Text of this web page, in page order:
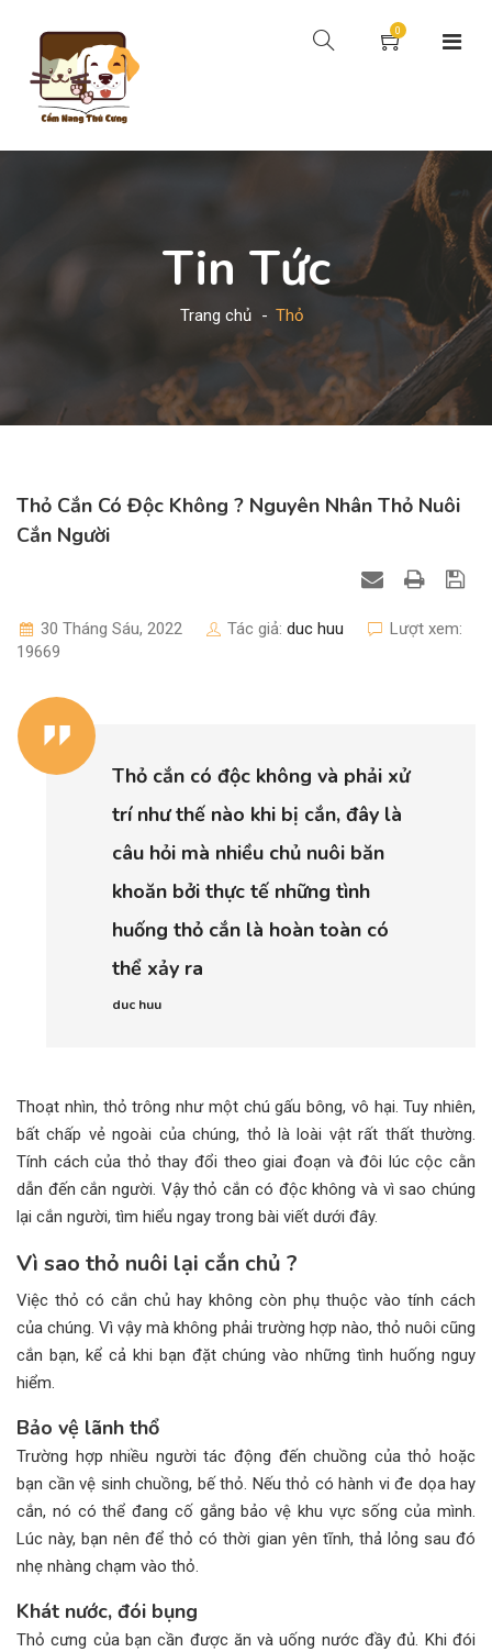
0
Tin Tức
Trang chủ Thỏ
Thỏ Cắn Có Độc Không ? Nguyên Nhân Thỏ Nuôi
Cắn Người
30 Tháng Sáu, 2022 Tác giả:duc huu
Lượt xem:
19669
Thỏ cắn có độc không và phải xử
trí như thế nào khi bị cắn, đây là
câu hỏi mà nhiều chủ nuôi băn
khoăn bởi thực tế những tình
huống thỏ cắn là hoàn toàn có
thể xảy ra
duc huu
Thoạt nhìn, thỏ trông như một chú gấu bông, vô hại. Tuy nhiên,
bất chấp vẻ ngoài của chúng, thỏ là loài vật rất thất thường.
Tính cách của thỏ thay đổi theo giai đoạn và đôi lúc cộc cằn
dẫn đến cắn người. Vậy thỏ cắn có độc không và vì sao chúng
lại cắn người, tìm hiểu ngay trong bài viết dưới đây.
Vì sao thỏ nuôi lại cắn chủ ?
Việc thỏ có cắn chủ hay không còn phụ thuộc vào tính cách
của chúng. Vì vậy mà không phải trường hợp nào, thỏ nuôi cũng
cắn bạn, kể cả khi bạn đặt chúng vào những tình huống nguy
hiểm.
Bảo vệ lãnh thổ
Trường hợp nhiều người tác động đến chuồng của thỏ hoặc
bạn cần vệ sinh chuồng, bế thỏ. Nếu thỏ có hành vi đe dọa hay
cắn, nó có thể đang cố gắng bảo vệ khu vực sống của mình.
Lúc này, bạn nên để thỏ có thời gian yên tĩnh, thả lỏng sau đó
nhẹ nhàng chạm vào thỏ.
Khát nước, đói bụng
Thỏ cưng của bạn cần được ăn và uống nước đầy đủ. Khi đói